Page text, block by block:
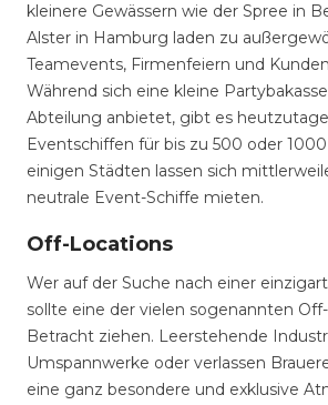
kleinere Gewässern wie der Spree in
Alster in Hamburg laden zu
Teamevents, Firmenfeiern und
Während sich eine kleine
Abteilung anbietet, gibt es
Eventschiffen für bis zu 500 oder
einigen Städten lassen sich
neutrale Event-Schiffe mieten.
Off-Locations
Wer auf der Suche nach einer
sollte eine der vielen sogenannten
Betracht ziehen. Leerstehende
Umspannwerke oder verlassen
eine ganz besondere und exklusive